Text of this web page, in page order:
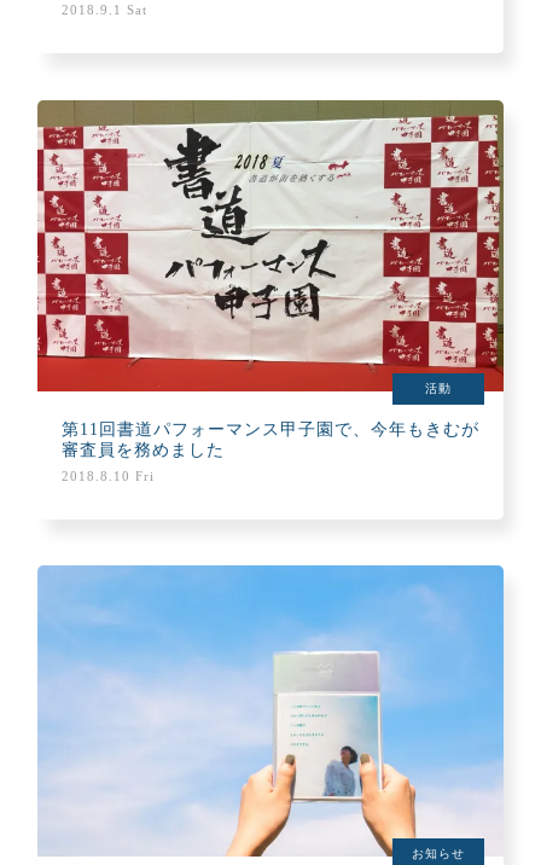
2018.9.1 Sat
活動
第11回書道パフォーマンス甲子園で、今年もきむが
審査員を務めました
2018.8.10 Fri
お知らせ